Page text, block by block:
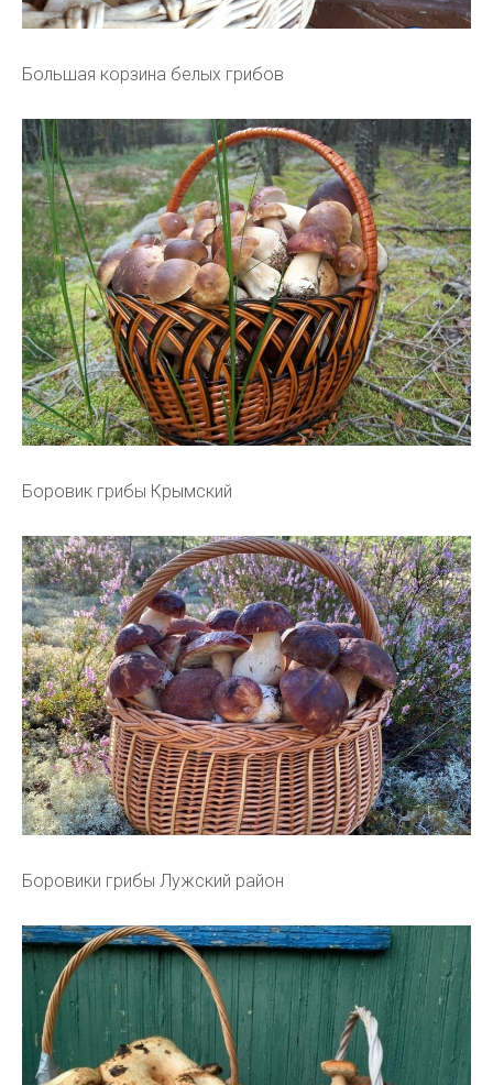
Большая корзина белых грибов
Боровик грибы Крымский
Боровики грибы Лужский район